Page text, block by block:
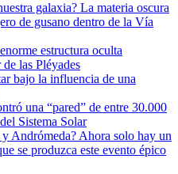
galaxia? La materia oscura
de gusano dentro de la Vía
estructura oculta
las Pléyades
bajo la influencia de una
una “pared” de entre 30.000
Sistema Solar
Andrómeda? Ahora solo hay un
se produzca este evento épico